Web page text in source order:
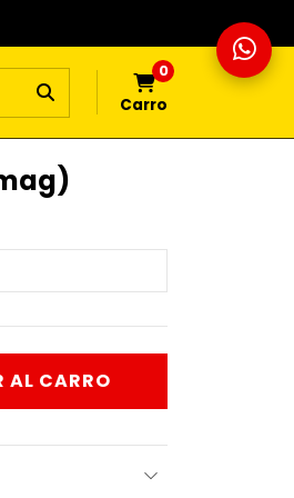
0
Carro
AL CARRO